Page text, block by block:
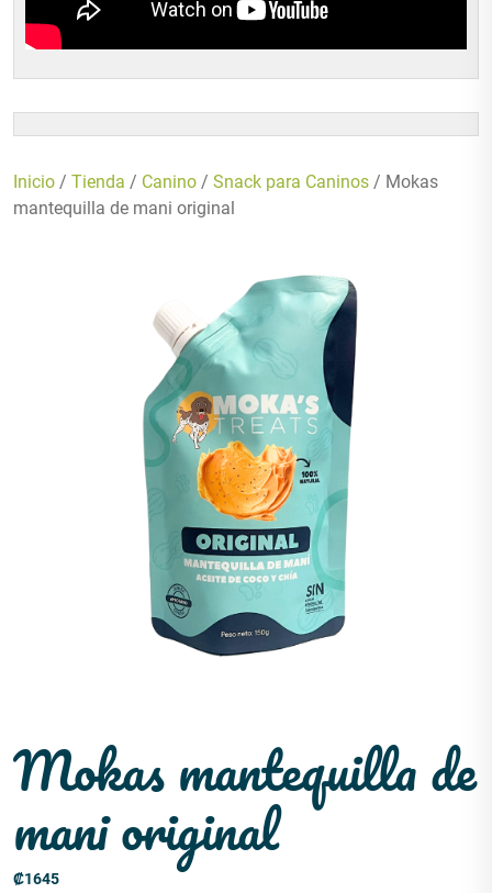
Inicio / Tienda / Canino / Snack para Caninos / Mokas
mantequilla de mani original
Mokas mantequilla de
mani original
₡1645